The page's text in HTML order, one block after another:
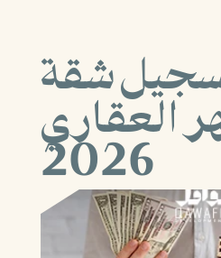
شقة
العقاري
2026